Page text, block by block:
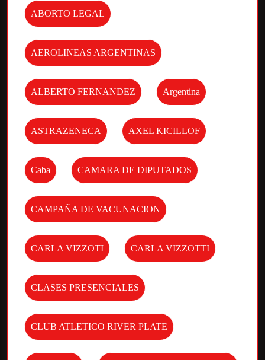
ABORTO LEGAL
AEROLINEAS ARGENTINAS
ALBERTO FERNANDEZ Argentina
ASTRAZENECA AXEL KICILLOF
Caba CAMARA DE DIPUTADOS
CAMPAÑA DE VACUNACION
CARLA VIZZOTI CARLA VIZZOTTI
CLASES PRESENCIALES
CLUB ATLETICO RIVER PLATE